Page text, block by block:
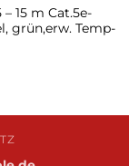
– 15 m Cat.5e-
grün,erw. Temp-